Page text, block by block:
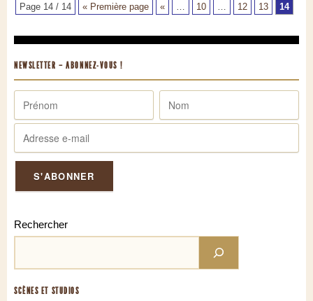
Page 14 / 14 « Première page « … 10 … 12 13 14
NEWSLETTER – ABONNEZ-VOUS !
Rechercher
SCÈNES ET STUDIOS